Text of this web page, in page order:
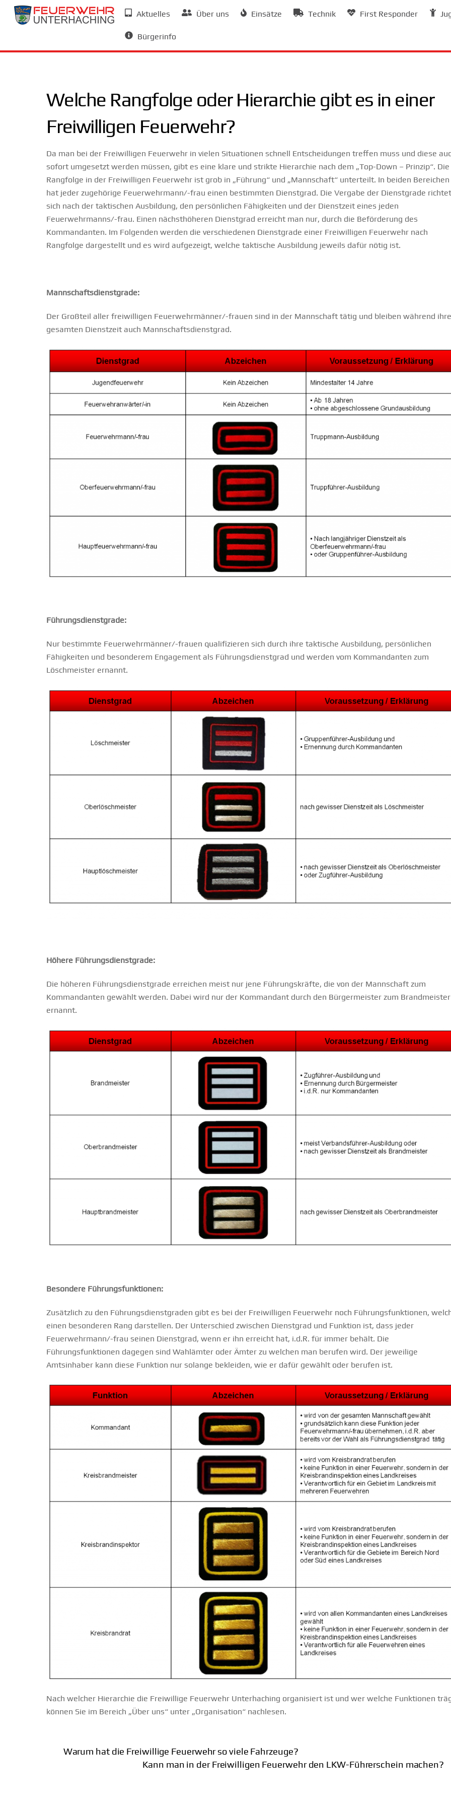
Skip
Aktuelles Über uns Einsätze Technik First Responder
Bürgerinfo
Welche Rangfolge oder Hierarchie gibt es in einer
Freiwilligen Feuerwehr?
Da man bei der Freiwilligen Feuerwehr in vielen Situationen schnell Entscheidungen treffen muss und diese
sofort umgesetzt werden müssen, gibt es eine klare und strikte Hierarchie nach dem „Top-Down – Prinzip“. Die
Rangfolge in der Freiwilligen Feuerwehr ist grob in „Führung“ und „Mannschaft“ unterteilt. In beiden Bereichen
hat jeder zugehörige Feuerwehrmann/-frau einen bestimmten Dienstgrad. Die Vergabe der Dienstgrade richtet
sich nach der taktischen Ausbildung, den persönlichen Fähigkeiten und der Dienstzeit eines jeden
Feuerwehrmanns/-frau. Einen nächsthöheren Dienstgrad erreicht man nur, durch die Beförderung des
Kommandanten. Im Folgenden werden die verschiedenen Dienstgrade einer Freiwilligen Feuerwehr nach
Rangfolge dargestellt und es wird aufgezeigt, welche taktische Ausbildung jeweils dafür nötig ist.
Mannschaftsdienstgrade:
Der Großteil aller freiwilligen Feuerwehrmänner/-frauen sind in der Mannschaft tätig und bleiben während
gesamten Dienstzeit auch Mannschaftsdienstgrad.
Führungsdienstgrade:
Nur bestimmte Feuerwehrmänner/-frauen qualifizieren sich durch ihre taktische Ausbildung, persönlichen
Fähigkeiten und besonderem Engagement als Führungsdienstgrad und werden vom Kommandanten zum
Löschmeister ernannt.
Höhere Führungsdienstgrade:
Die höheren Führungsdienstgrade erreichen meist nur jene Führungskräfte, die von der Mannschaft zum
Kommandanten gewählt werden. Dabei wird nur der Kommandant durch den Bürgermeister zum Brandmeister
ernannt.
Besondere Führungsfunktionen:
Zusätzlich zu den Führungsdienstgraden gibt es bei der Freiwilligen Feuerwehr noch Führungsfunktionen,
einen besonderen Rang darstellen. Der Unterschied zwischen Dienstgrad und Funktion ist, dass jeder
Feuerwehrmann/-frau seinen Dienstgrad, wenn er ihn erreicht hat, i.d.R. für immer behält. Die
Führungsfunktionen dagegen sind Wahlämter oder Ämter zu welchen man berufen wird. Der jeweilige
Amtsinhaber kann diese Funktion nur solange bekleiden, wie er dafür gewählt oder berufen ist.
Nach welcher Hierarchie die Freiwillige Feuerwehr Unterhaching organisiert ist und wer welche Funktionen
können Sie im Bereich „Über uns“ unter „Organisation“ nachlesen.
Warum hat die Freiwillige Feuerwehr so viele Fahrzeuge?
Kann man in der Freiwilligen Feuerwehr den LKW-Führerschein machen?